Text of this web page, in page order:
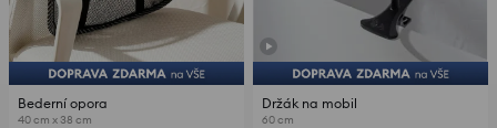
Bederní opora
40 cm x 38 cm
Držák na mobil
60 cm